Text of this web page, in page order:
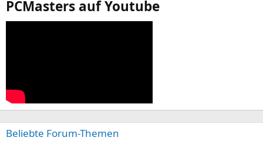
PCMasters auf Youtube
Beliebte Forum-Themen